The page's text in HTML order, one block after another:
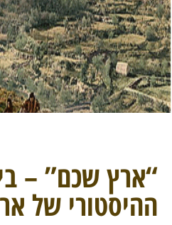
“ארץ שכם” –
ההיסטורי של